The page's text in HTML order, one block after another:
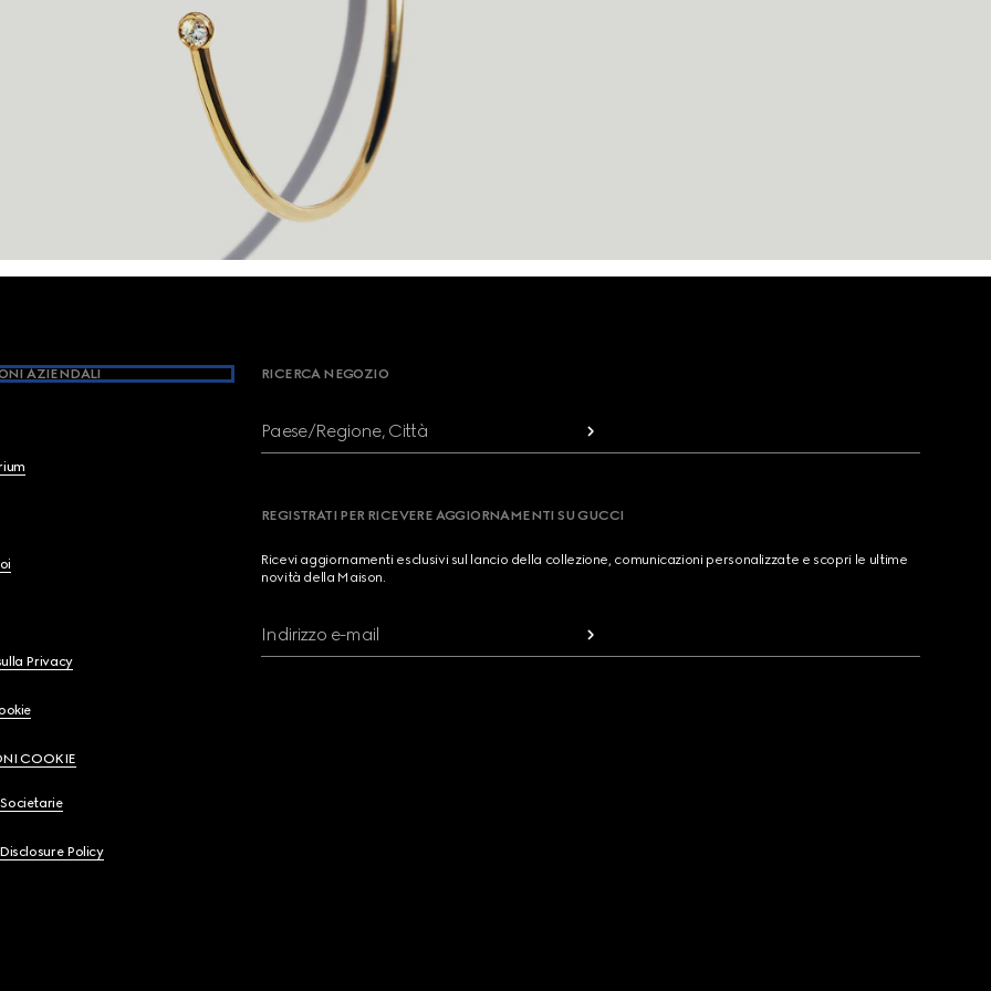
AZIENDALI
Privacy
COOKIE
Policy
RICERCA NEGOZIO
Paese/Regione, Città
REGISTRATI PER RICEVERE AGGIORNAMENTI SU GUCCI
Ricevi aggiornamenti esclusivi sul lancio della collezione, comunicazioni personalizzate e scopri le ultime
novità della Maison.
Indirizzo e-mail